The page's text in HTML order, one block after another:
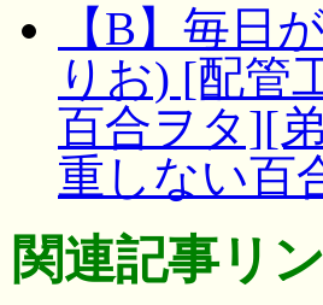
【B】毎日
りお) [配管
百合ヲタ][
重しない百
関連記事リ